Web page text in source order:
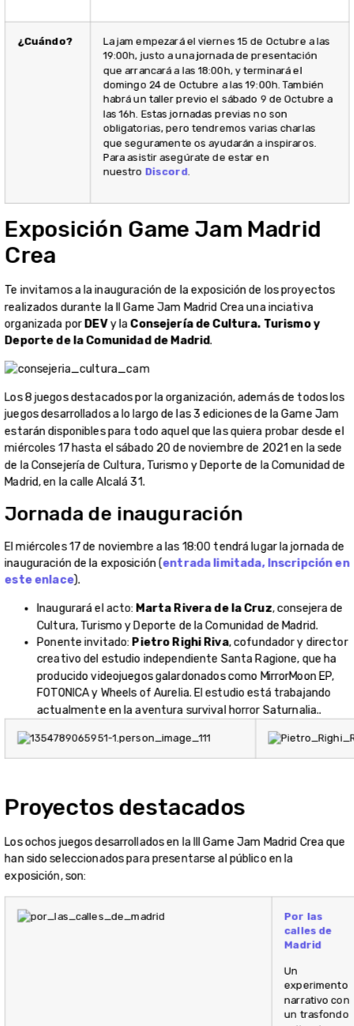
¿Cuándo?
La jam empezará el viernes 15 de Octubre a las
19:00h, justo a una jornada de presentación
que arrancará a las 18:00h, y terminará el
domingo 24 de Octubre a las 19:00h. También
habrá un taller previo el sábado 9 de Octubre a
las 16h. Estas jornadas previas no son
obligatorias, pero tendremos varias charlas
que seguramente os ayudarán a inspiraros.
Para asistir asegúrate de estar en
nuestro Discord.
Exposición Game Jam Madrid
Crea
Te invitamos a la inauguración de la exposición de los proyectos
realizados durante la II Game Jam Madrid Crea una inciativa
organizada porDEVy la Consejería de Cultura. Turismo y
Deporte de la Comunidad de Madrid.
Los 8 juegos destacados por la organización, además de todos los
juegos desarrollados a lo largo de las 3 ediciones de la Game Jam
estarán disponibles para todo aquel que las quiera probar desde el
miércoles 17 hasta el sábado 20 de noviembre de 2021 en la sede
de la Consejería de Cultura, Turismo y Deporte de la Comunidad de
Madrid, en la calle Alcalá 31.
Jornada de inauguración
El miércoles 17 de noviembre a las 18:00 tendrá lugar la jornada de
inauguración de la exposición (entrada limitada, Inscripción en
este enlace).
Inaugurará el acto: Marta Rivera de la Cruz, consejera de
Cultura, Turismo y Deporte de la Comunidad de Madrid.
Ponente invitado: Pietro Righi Riva, cofundador y director
creativo del estudio independiente Santa Ragione, que ha
producido videojuegos galardonados como MirrorMoon EP,
FOTONICA y Wheels of Aurelia. El estudio está trabajando
actualmente en la aventura survival horror Saturnalia..
Proyectos destacados
Los ochos juegos desarrollados en la III Game Jam Madrid Crea que
han sido seleccionados para presentarse al público en la
exposición, son:
Por las
calles de
Madrid
Un
experimento
narrativo con
un trasfondo